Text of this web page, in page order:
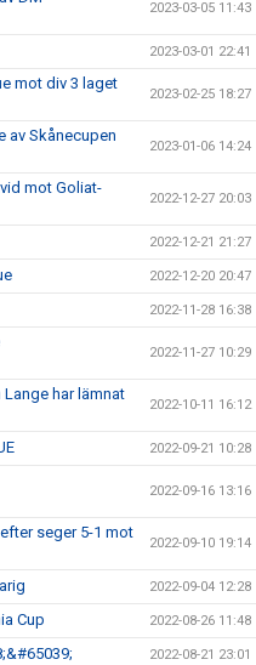
2023-03-05 11:43
2023-03-01 22:41
mot div 3 laget
2023-02-25 18:27
av Skånecupen
2023-01-06 14:24
mot Goliat-
2022-12-27 20:03
2022-12-21 21:27
2022-12-20 20:47
2022-11-28 16:38
2022-11-27 10:29
Lange har lämnat
2022-10-11 16:12
2022-09-21 10:28
2022-09-16 13:16
seger 5-1 mot
2022-09-10 19:14
2022-09-04 12:28
Cup 2022-08-26 11:48
2022-08-21 23:01